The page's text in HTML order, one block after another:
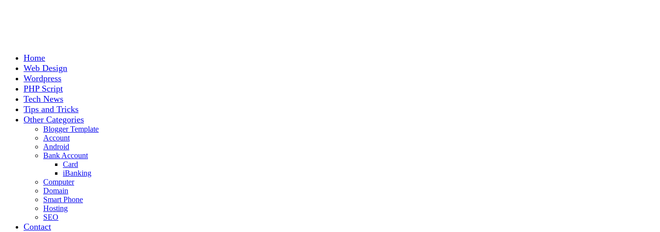
Home
Web Design
Wordpress
PHP Script
Tech News
Tips and Tricks
Other Categories
Blogger Template
Account
Android
Bank Account
Card
iBanking
Computer
Domain
Smart Phone
Hosting
SEO
Contact